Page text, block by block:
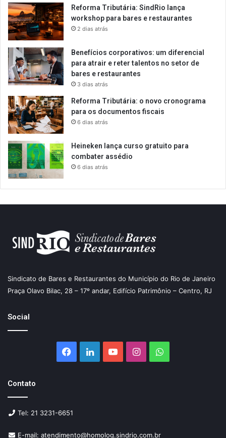
Reforma Tributária: SindRio lança
workshop para bares e restaurantes
2 dias atrás
Benefícios corporativos: um diferencial
para atrair e reter talentos no setor de
bares e restaurantes
3 dias atrás
Reforma Tributária: o novo cronograma
para os documentos fiscais
6 dias atrás
Heineken lança curso gratuito para
combater assédio
6 dias atrás
Sindicato de Bares e Restaurantes do Município do Rio de Janeiro
Praça Olavo Bilac, 28 – 17º andar, Edifício Patrimônio – Centro, RJ
Social
Facebook
LinkedinYouTubeInstagramWhatsApp
Contato
Tel: 21 3231-6651
E-mail: atendimento@homolog.sindrio.com.br